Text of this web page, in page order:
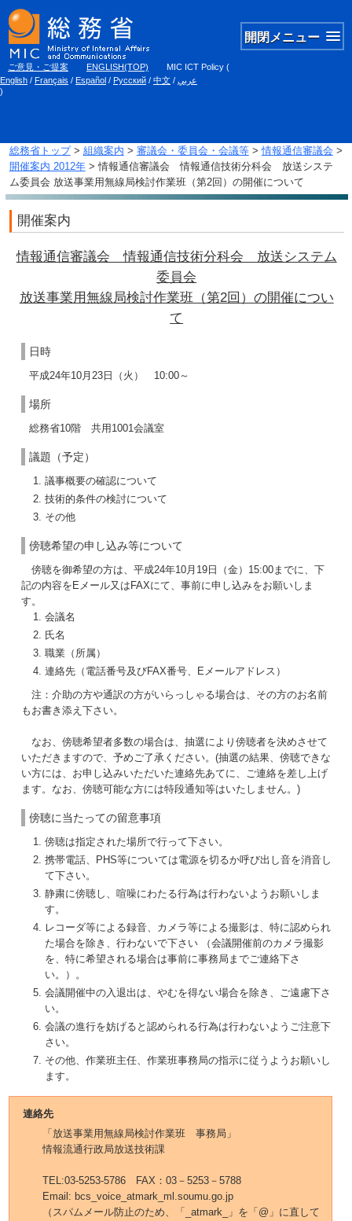
開閉メニュー
ご意見・ご提案 ENGLISH(TOP) MIC ICT Policy (
English / Français / Español / Русский / 中文 / عربي
)
総務省トップ> 組織案内 > 審議会・委員会・会議等>情報通信審議会 >
開催案内 2012年> 情報通信審議会 情報通信技術分科会 放送システ
ム委員会 放送事業用無線局検討作業班（第2回）の開催について
開催案内
情報通信審議会 情報通信技術分科会 放送システム
委員会
放送事業用無線局検討作業班（第2回）の開催につい
て
日時
平成24年10月23日（火） 10:00～
場所
総務省10階 共用1001会議室
議題（予定）
議事概要の確認について
技術的条件の検討について
その他
傍聴希望の申し込み等について
傍聴を御希望の方は、平成24年10月19日（金）15:00までに、下
記の内容をEメール又はFAXにて、事前に申し込みをお願いしま
す。
会議名
氏名
職業（所属）
連絡先（電話番号及びFAX番号、Eメールアドレス）
注：介助の方や通訳の方がいらっしゃる場合は、その方のお名前
もお書き添え下さい。
なお、傍聴希望者多数の場合は、抽選により傍聴者を決めさせて
いただきますので、予めご了承ください。(抽選の結果、傍聴できな
い方には、お申し込みいただいた連絡先あてに、ご連絡を差し上げ
ます。なお、傍聴可能な方には特段通知等はいたしません。)
傍聴に当たっての留意事項
傍聴は指定された場所で行って下さい。
携帯電話、PHS等については電源を切るか呼び出し音を消音し
て下さい。
静粛に傍聴し、喧噪にわたる行為は行わないようお願いしま
す。
レコーダ等による録音、カメラ等による撮影は、特に認められ
た場合を除き、行わないで下さい （会議開催前のカメラ撮影
を、特に希望される場合は事前に事務局までご連絡下さ
い。）。
会議開催中の入退出は、やむを得ない場合を除き、ご遠慮下さ
い。
会議の進行を妨げると認められる行為は行わないようご注意下
さい。
その他、作業班主任、作業班事務局の指示に従うようお願いし
ます。
連絡先
「放送事業用無線局検討作業班 事務局」
情報流通行政局放送技術課
TEL:03-5253-5786 FAX：03－5253－5788
Email: bcs_voice_atmark_ml.soumu.go.jp
（スパムメール防止のため、「_atmark_」を「@」に直して